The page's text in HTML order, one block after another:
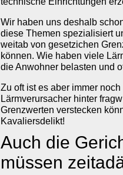
Wir haben uns deshalb
diese Themen spezialisiert
weitab von gesetzichen
können. Wie haben viele
die Anwohner belasten und
Zu oft ist es aber immer
Lärmverursacher hinter
Grenzwerten verstecken
Kavaliersdelikt!
Auch die
müssen